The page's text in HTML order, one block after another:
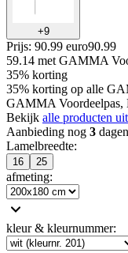
+9
Prijs: 90.99 euro90.99
59.14 met GAMMA
35% korting
35% korting op alle
GAMMA Voordeelpas,
Bekijk alle producten
Aanbieding nog 3
Lamelbreedte:
16 25
afmeting:
kleur & kleurnummer: